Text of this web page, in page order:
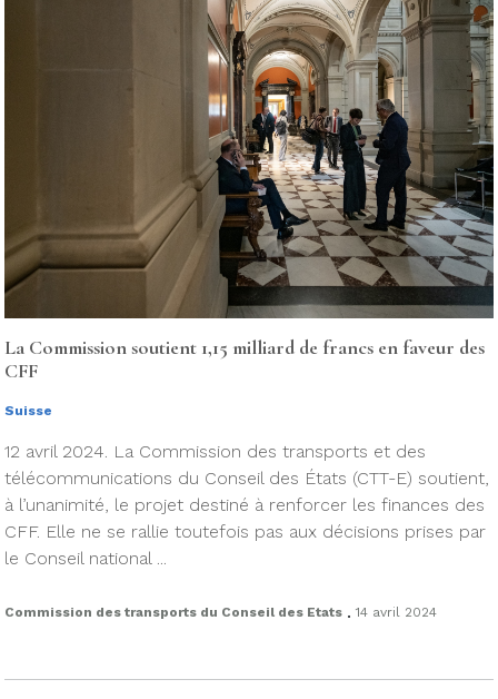
La Commission soutient 1,15 milliard de francs en faveur des
CFF
Suisse
12 avril 2024. La Commission des transports et des
télécommunications du Conseil des États (CTT-E) soutient,
à l’unanimité, le projet destiné à renforcer les finances des
CFF. Elle ne se rallie toutefois pas aux décisions prises par
le Conseil national ...
Commission des transports du Conseil des Etats . 14 avril 2024